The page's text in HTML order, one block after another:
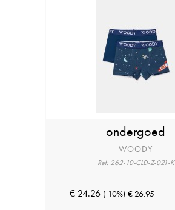
ondergoed
WOODY
Ref: 262-10-CLD-Z-021-K
€ 24.26 (-10%) € 26.95